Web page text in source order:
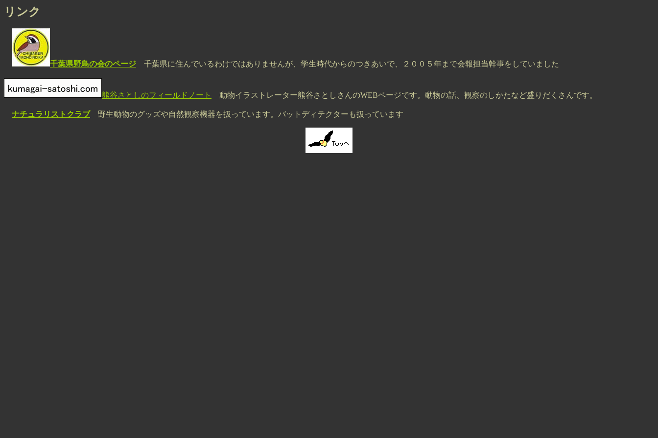
リンク
千葉県野鳥の会のページ 千葉県に住んでいるわけではありませんが、学生時代からのつきあいで、２００５年まで会報担当幹事をしていました
熊谷さとしのフィールドノート 動物イラストレーター熊谷さとしさんのWEBページです。動物の話、観察のしかたなど盛りだくさんです。
ナチュラリストクラブ野生動物のグッズや自然観察機器を扱っています。バットディテクターも扱っています